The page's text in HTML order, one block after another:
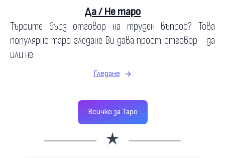
Да / Не таро
Търсите бърз отговор на труден въпрос? Това
популярно таро гледане Ви дава прост отговор - да
или не.
Гледане
Всичко за Таро